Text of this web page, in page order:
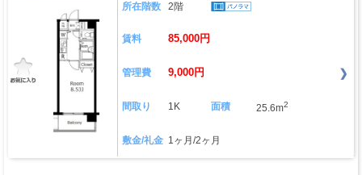
所在階数 2階
賃料 85,000円
管理費 9,000円
間取り 1K 面積 25.6m2
敷金/礼金 1ヶ月/2ヶ月